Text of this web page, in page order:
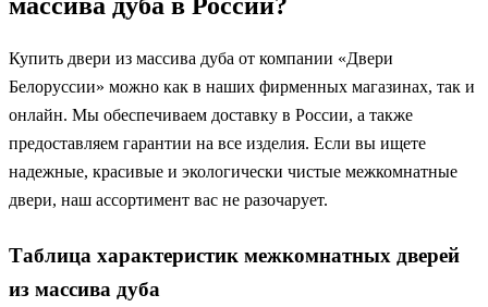
массива дуба в России?
Купить двери из массива дуба от компании «Двери
Белоруссии» можно как в наших фирменных магазинах, так и
онлайн. Мы обеспечиваем доставку в России, а также
предоставляем гарантии на все изделия. Если вы ищете
надежные, красивые и экологически чистые межкомнатные
двери, наш ассортимент вас не разочарует.
Таблица характеристик межкомнатных дверей
из массива дуба